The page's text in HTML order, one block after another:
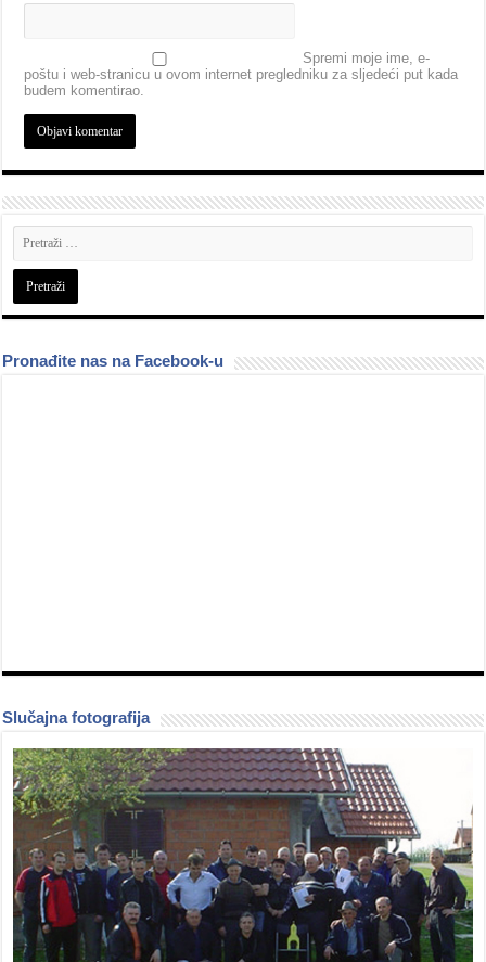
Spremi moje ime, e-
poštu i web-stranicu u ovom internet pregledniku za sljedeći put kada
budem komentirao.
Pronađite nas na Facebook-u
Slučajna fotografija